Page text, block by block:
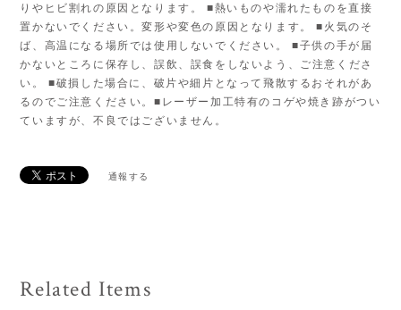
りやヒビ割れの原因となります。 ■熱いものや濡れたものを直接
置かないでください。変形や変色の原因となります。 ■火気のそ
ば、高温になる場所では使用しないでください。 ■子供の手が届
かないところに保存し、誤飲、誤食をしないよう、ご注意くださ
い。 ■破損した場合に、破片や細片となって飛散するおそれがあ
るのでご注意ください。■レーザー加工特有のコゲや焼き跡がつい
ていますが、不良ではございません。
通報する
Related Items